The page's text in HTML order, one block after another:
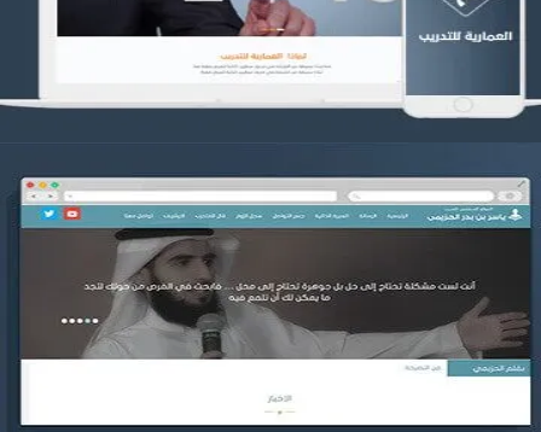
التفاصيل
موقع ياسر بن بدر الحزيمي
التفاصيل